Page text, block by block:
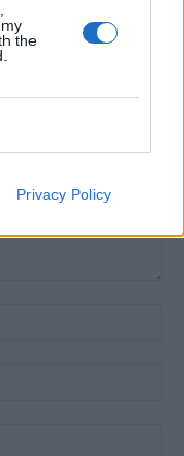
the
Privacy Policy